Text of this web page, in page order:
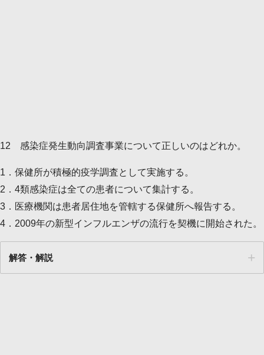
12 感染症発生動向調査事業について正しいのはどれか。
1．保健所が積極的疫学調査として実施する。
2．4類感染症は全ての患者について集計する。
3．医療機関は患者居住地を管轄する保健所へ報告する。
4．2009年の新型インフルエンザの流行を契機に開始された。
解答・解説